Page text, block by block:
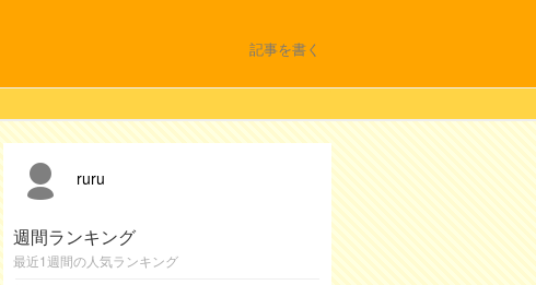
記事を書く
ruru
週間ランキング
最近1週間の人気ランキング